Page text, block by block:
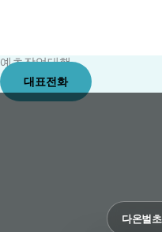
로
건
예초작업대행
대표전화
다온벌